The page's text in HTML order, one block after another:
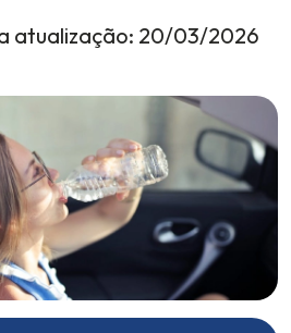
atualização: 20/03/2026